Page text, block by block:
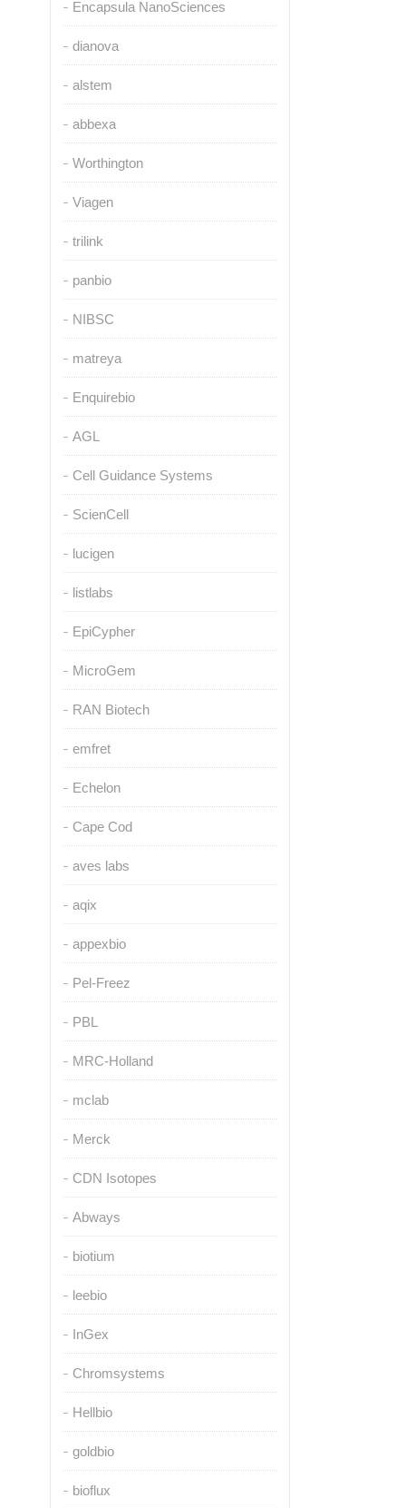
Encapsula NanoSciences
dianova
alstem
abbexa
Worthington
Viagen
trilink
panbio
NIBSC
matreya
Enquirebio
AGL
Cell Guidance Systems
ScienCell
lucigen
listlabs
EpiCypher
MicroGem
RAN Biotech
emfret
Echelon
Cape Cod
aves labs
aqix
appexbio
Pel-Freez
PBL
MRC-Holland
mclab
Merck
CDN Isotopes
Abways
biotium
leebio
InGex
Chromsystems
Hellbio
goldbio
bioflux